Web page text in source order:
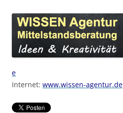
e
Internet: www.wissen-agentur.de